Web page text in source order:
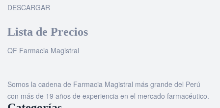
DESCARGAR
Lista de Precios
QF Farmacia Magistral
Somos la cadena de Farmacia Magistral más grande del Perú
con más de 19 años de experiencia en el mercado farmacéutico.